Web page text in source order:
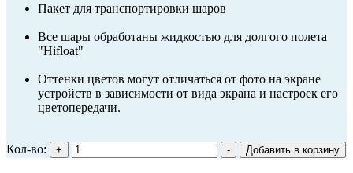
Пакет для транспортировки шаров
Все шары обработаны жидкостью для долгого полета
"Hifloat"
Оттенки цветов могут отличаться от фото на экране
устройств в зависимости от вида экрана и настроек его
цветопередачи.
Кол-во: